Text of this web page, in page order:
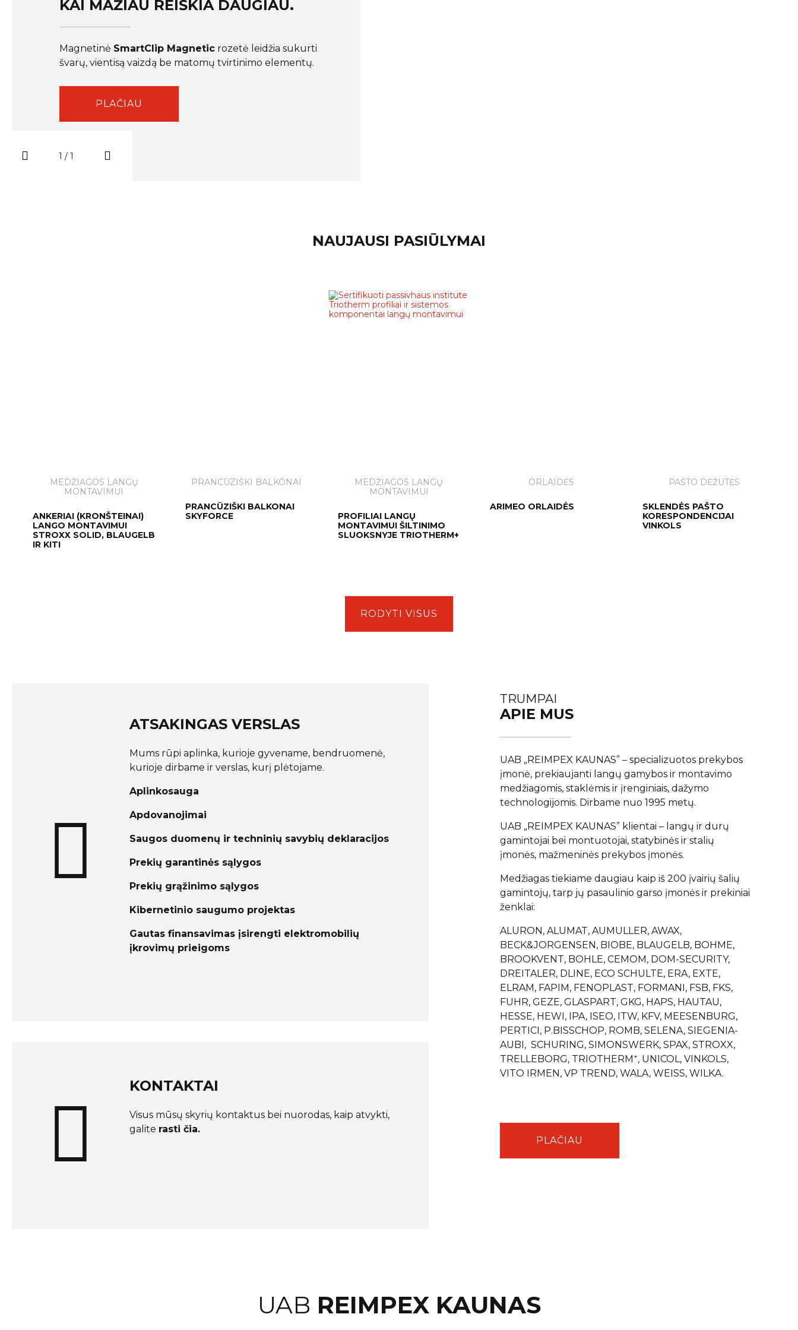
KAI MAŽIAU REIŠKIA DAUGIAU.
Magnetinė SmartClip Magnetic rozetė leidžia sukurti
švarų, vientisą vaizdą be matomų tvirtinimo elementų.
PLAČIAU
1 / 1
NAUJAUSI PASIŪLYMAI
MEDŽIAGOS LANGŲ
MONTAVIMUI
ANKERIAI (KRONŠTEINAI)
LANGO MONTAVIMUI
STROXX SOLID, BLAUGELB
IR KITI
PRANCŪZIŠKI BALKONAI
PRANCŪZIŠKI BALKONAI
SKYFORCE
MEDŽIAGOS LANGŲ
MONTAVIMUI
PROFILIAI LANGŲ
MONTAVIMUI ŠILTINIMO
SLUOKSNYJE TRIOTHERM+
ORLAIDĖS
ARIMEO ORLAIDĖS
PAŠTO DĖŽUTĖS
SKLENDĖS PAŠTO
KORESPONDENCIJAI
VINKOLS
RODYTI VISUS
ATSAKINGAS VERSLAS
Mums rūpi aplinka, kurioje gyvename, bendruomenė,
kurioje dirbame ir verslas, kurį plėtojame.
Aplinkosauga
Apdovanojimai
Saugos duomenų ir techninių savybių deklaracijos
Prekių garantinės sąlygos
Prekių grąžinimo sąlygos
Kibernetinio saugumo projektas
Gautas finansavimas įsirengti elektromobilių
įkrovimų prieigoms
KONTAKTAI
Visus mūsų skyrių kontaktus bei nuorodas, kaip atvykti,
galite rasti čia.
TRUMPAI
APIE MUS
UAB „REIMPEX KAUNAS” – specializuotos prekybos
įmonė, prekiaujanti langų gamybos ir montavimo
medžiagomis, staklėmis ir įrenginiais, dažymo
technologijomis. Dirbame nuo 1995 metų.
UAB „REIMPEX KAUNAS” klientai – langų ir durų
gamintojai bei montuotojai, statybinės ir stalių
įmonės, mažmeninės prekybos įmonės.
Medžiagas tiekiame daugiau kaip iš 200 įvairių šalių
gamintojų, tarp jų pasaulinio garso įmonės ir prekiniai
ženklai:
ALURON, ALUMAT, AUMULLER, AWAX,
BECK&JORGENSEN, BIOBE, BLAUGELB, BOHME,
BROOKVENT, BOHLE, CEMOM, DOM-SECURITY,
DREITALER, DLINE, ECO SCHULTE, ERA, EXTE,
ELRAM, FAPIM, FENOPLAST, FORMANI, FSB, FKS,
FUHR, GEZE, GLASPART, GKG, HAPS, HAUTAU,
HESSE, HEWI, IPA, ISEO, ITW, KFV, MEESENBURG,
PERTICI, P.BISSCHOP, ROMB, SELENA, SIEGENIA-
AUBI, SCHURING, SIMONSWERK, SPAX, STROXX,
TRELLEBORG, TRIOTHERM+, UNICOL, VINKOLS,
VITO IRMEN, VP TREND, WALA, WEISS, WILKA.
PLAČIAU
UAB REIMPEX KAUNAS